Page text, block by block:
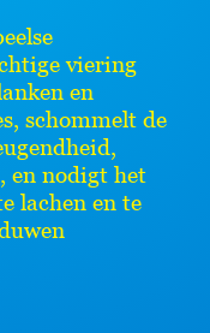
viering
en
schommelt de
en nodigt het
lachen en te